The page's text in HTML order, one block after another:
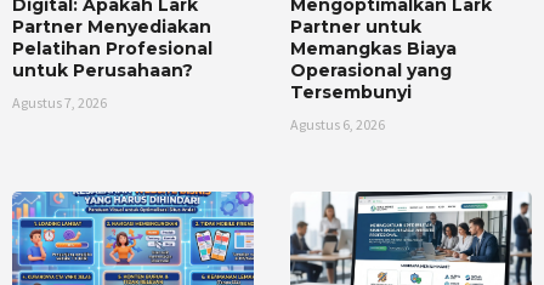
Digital: Apakah Lark
Partner Menyediakan
Pelatihan Profesional
untuk Perusahaan?
Agustus 7, 2026
Mengoptimalkan Lark
Partner untuk
Memangkas Biaya
Operasional yang
Tersembunyi
Agustus 6, 2026